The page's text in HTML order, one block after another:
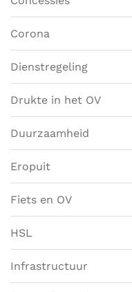
Corona
Dienstregeling
Drukte in het OV
Duurzaamheid
Eropuit
Fiets en OV
HSL
Infrastructuur